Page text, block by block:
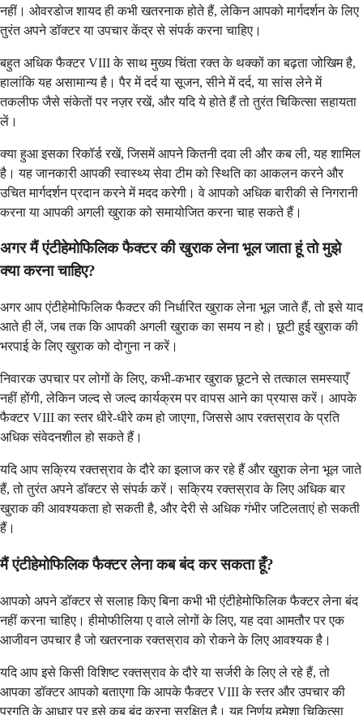
नहीं। ओवरडोज शायद ही कभी खतरनाक होते हैं, लेकिन आपको मार्गदर्शन के लिए
तुरंत अपने डॉक्टर या उपचार केंद्र से संपर्क करना चाहिए।
बहुत अधिक फैक्टर VIII के साथ मुख्य चिंता रक्त के थक्कों का बढ़ता जोखिम है,
हालांकि यह असामान्य है। पैर में दर्द या सूजन, सीने में दर्द, या सांस लेने में
तकलीफ जैसे संकेतों पर नज़र रखें, और यदि ये होते हैं तो तुरंत चिकित्सा सहायता
लें।
क्या हुआ इसका रिकॉर्ड रखें, जिसमें आपने कितनी दवा ली और कब ली, यह शामिल
है। यह जानकारी आपकी स्वास्थ्य सेवा टीम को स्थिति का आकलन करने और
उचित मार्गदर्शन प्रदान करने में मदद करेगी। वे आपको अधिक बारीकी से निगरानी
करना या आपकी अगली खुराक को समायोजित करना चाह सकते हैं।
अगर मैं एंटीहेमोफिलिक फैक्टर की खुराक लेना भूल जाता हूं तो मुझे
क्या करना चाहिए?
अगर आप एंटीहेमोफिलिक फैक्टर की निर्धारित खुराक लेना भूल जाते हैं, तो इसे याद
आते ही लें, जब तक कि आपकी अगली खुराक का समय न हो। छूटी हुई खुराक की
भरपाई के लिए खुराक को दोगुना न करें।
निवारक उपचार पर लोगों के लिए, कभी-कभार खुराक छूटने से तत्काल समस्याएँ
नहीं होंगी, लेकिन जल्द से जल्द कार्यक्रम पर वापस आने का प्रयास करें। आपके
फैक्टर VIII का स्तर धीरे-धीरे कम हो जाएगा, जिससे आप रक्तस्राव के प्रति
अधिक संवेदनशील हो सकते हैं।
यदि आप सक्रिय रक्तस्राव के दौरे का इलाज कर रहे हैं और खुराक लेना भूल जाते
हैं, तो तुरंत अपने डॉक्टर से संपर्क करें। सक्रिय रक्तस्राव के लिए अधिक बार
खुराक की आवश्यकता हो सकती है, और देरी से अधिक गंभीर जटिलताएं हो सकती
हैं।
मैं एंटीहेमोफिलिक फैक्टर लेना कब बंद कर सकता हूँ?
आपको अपने डॉक्टर से सलाह किए बिना कभी भी एंटीहेमोफिलिक फैक्टर लेना बंद
नहीं करना चाहिए। हीमोफीलिया ए वाले लोगों के लिए, यह दवा आमतौर पर एक
आजीवन उपचार है जो खतरनाक रक्तस्राव को रोकने के लिए आवश्यक है।
यदि आप इसे किसी विशिष्ट रक्तस्राव के दौरे या सर्जरी के लिए ले रहे हैं, तो
आपका डॉक्टर आपको बताएगा कि आपके फैक्टर VIII के स्तर और उपचार की
प्रगति के आधार पर इसे कब बंद करना सुरक्षित है। यह निर्णय हमेशा चिकित्सा